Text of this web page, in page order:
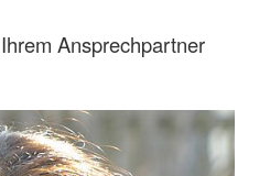
Ansprechpartner